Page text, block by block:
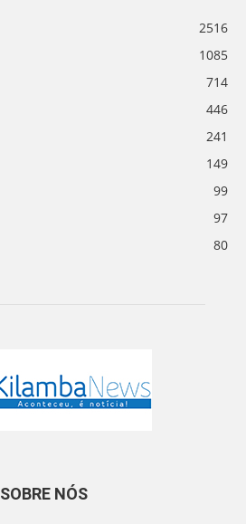
2516
1085
714
446
241
149
99
97
80
SOBRE NÓS